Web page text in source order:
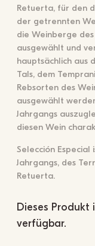
Retuerta, für den
der getrennten
die Weinberge
ausgewählt und
hauptsächlich aus
Tals, dem
Rebsorten des
ausgewählt
Jahrgangs
diesen Wein
Selección
Jahrgangs, des
Retuerta.
Dieses
verfügbar.